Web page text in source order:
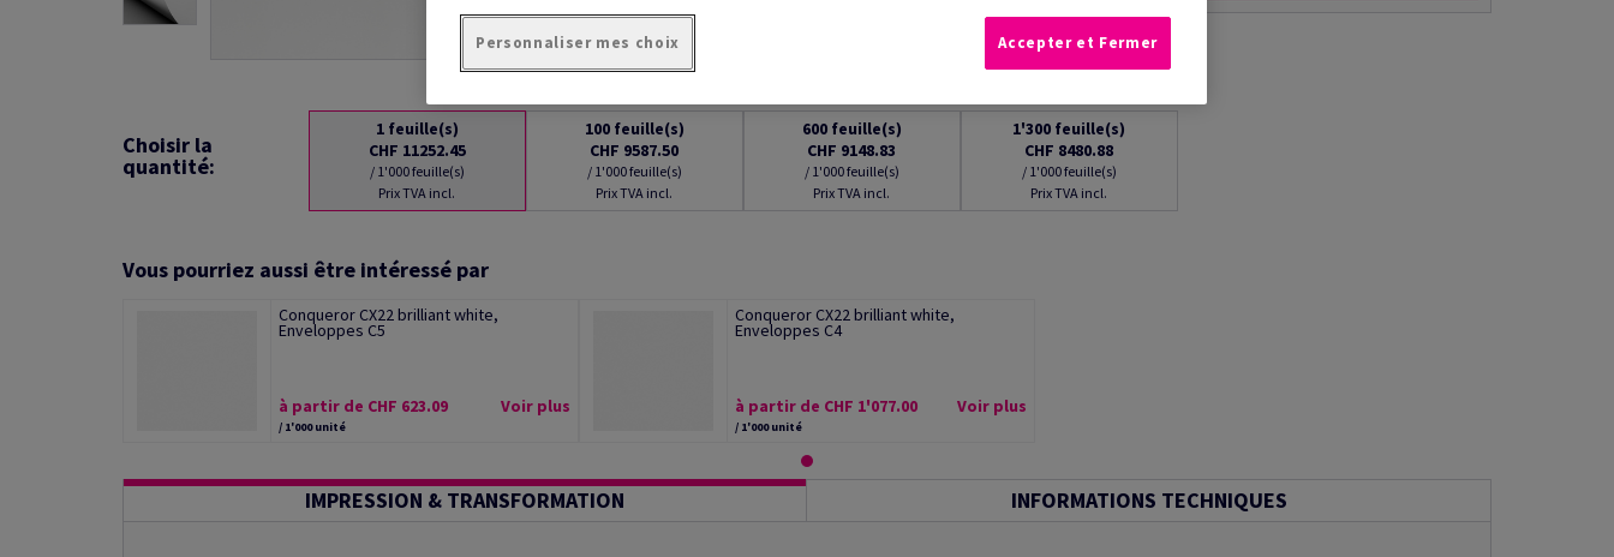
Choisir la
quantité:
1 feuille(s)
CHF 11252.45
/ 1'000 feuille(s)
Prix TVA incl.
100 feuille(s)
CHF 9587.50
/ 1'000 feuille(s)
Prix TVA incl.
600 feuille(s)
CHF 9148.83
/ 1'000 feuille(s)
Prix TVA incl.
1'300 feuille(s)
CHF 8480.88
/ 1'000 feuille(s)
Prix TVA incl.
Vous pourriez aussi être intéressé par
Conqueror CX22 brilliant white,
Enveloppes C5
à partir de CHF 623.09
/ 1'000 unité
Voir plus
Conqueror CX22 brilliant white,
Enveloppes C4
à partir de CHF 1'077.00
/ 1'000 unité
Voir plus
IMPRESSION & TRANSFORMATION INFORMATIONS TECHNIQUES
Personnaliser mes choix Accepter et Fermer